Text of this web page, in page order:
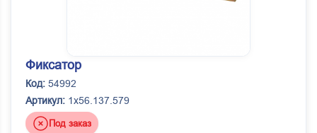
Фиксатор
Код: 54992
Артикул: 1х56.137.579
Под заказ